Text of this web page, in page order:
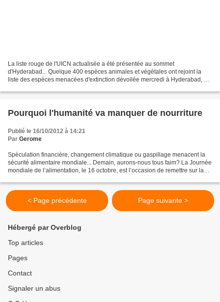
La liste rouge de l'UICN actualisée a été présentée au sommet
d'Hyderabad... Quelque 400 espèces animales et végétales ont rejoint la
liste des espèces menacées d'extinction dévoilée mercredi à Hyderabad, en
Pourquoi l'humanité va manquer de nourriture
Publié le 16/10/2012 à 14:21
Par Gerome
Spéculation financière, changement climatique ou gaspillage menacent la
sécurité alimentaire mondiale... Demain, aurons-nous tous faim? La Journée
mondiale de l’alimentation, le 16 octobre, est l’occasion de remettre sur la
< Page précédente Page suivante >
Hébergé par Overblog
Top articles
Pages
Contact
Signaler un abus